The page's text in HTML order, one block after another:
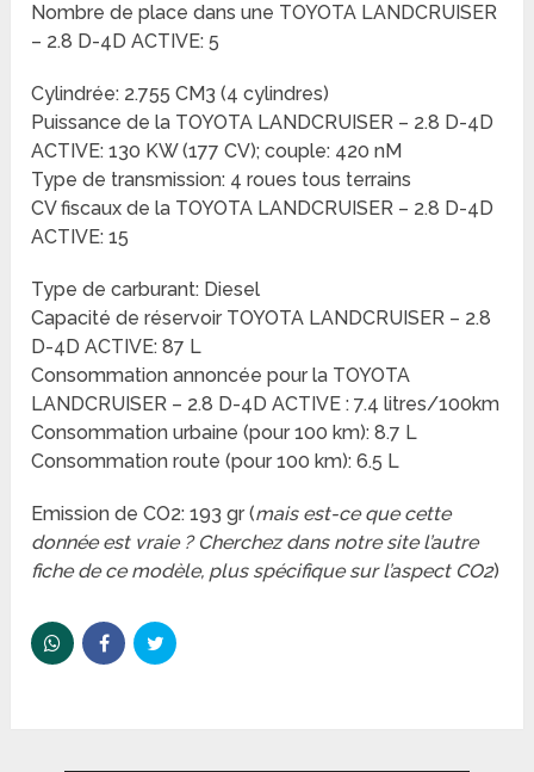
Nombre de place dans une TOYOTA LANDCRUISER
– 2.8 D-4D ACTIVE: 5
Cylindrée: 2.755 CM3 (4 cylindres)
Puissance de la TOYOTA LANDCRUISER – 2.8 D-4D
ACTIVE: 130 KW (177 CV); couple: 420 nM
Type de transmission: 4 roues tous terrains
CV fiscaux de la TOYOTA LANDCRUISER – 2.8 D-4D
ACTIVE: 15
Type de carburant: Diesel
Capacité de réservoir TOYOTA LANDCRUISER – 2.8
D-4D ACTIVE: 87 L
Consommation annoncée pour la TOYOTA
LANDCRUISER – 2.8 D-4D ACTIVE : 7.4 litres/100km
Consommation urbaine (pour 100 km): 8.7 L
Consommation route (pour 100 km): 6.5 L
Emission de CO2: 193 gr (mais est-ce que cette
donnée est vraie ? Cherchez dans notre site l’autre
fiche de ce modèle, plus spécifique sur l’aspect CO2)